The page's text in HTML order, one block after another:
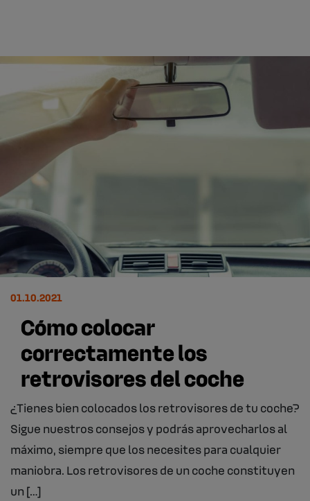
01.10.2021
Cómo colocar
correctamente los
retrovisores del coche
¿Tienes bien colocados los retrovisores de tu coche?
Sigue nuestros consejos y podrás aprovecharlos al
máximo, siempre que los necesites para cualquier
maniobra. Los retrovisores de un coche constituyen
un […]